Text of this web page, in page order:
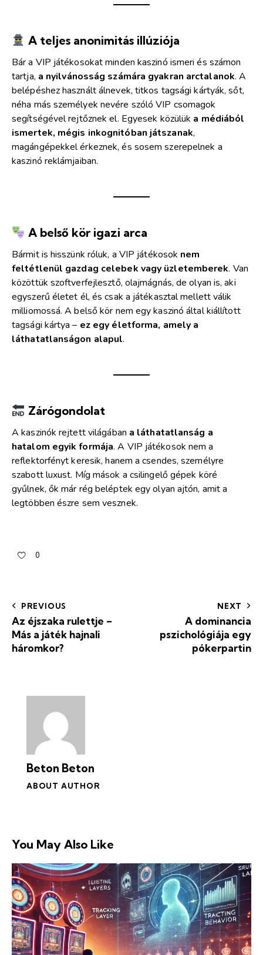
A teljes anonimitás illúziója
Bár a VIP játékosokat minden kaszinó ismeri és számon
tartja, a nyilvánosság számára gyakran arctalanok. A
belépéshez használt álnevek, titkos tagsági kártyák, sőt,
néha más személyek nevére szóló VIP csomagok
segítségével rejtőznek el. Egyesek közülük a médiából
ismertek, mégis inkognitóban játszanak,
magángépekkel érkeznek, és sosem szerepelnek a
kaszinó reklámjaiban.
A belső kör igazi arca
Bármit is hisszünk róluk, a VIP játékosok nem
feltétlenül gazdag celebek vagy üzletemberek. Van
közöttük szoftverfejlesztő, olajmágnás, de olyan is, aki
egyszerű életet él, és csak a játékasztal mellett válik
milliomossá. A belső kör nem egy kaszinó által kiállított
tagsági kártya – ez egy életforma, amely a
láthatatlanságon alapul.
Zárógondolat
A kaszinók rejtett világában a láthatatlanság a
hatalom egyik formája. A VIP játékosok nem a
reflektorfényt keresik, hanem a csendes, személyre
szabott luxust. Míg mások a csilingelő gépek köré
gyűlnek, ők már rég beléptek egy olyan ajtón, amit a
legtöbben észre sem vesznek.
0
PREVIOUS
Az éjszaka rulettje –
Más a játék hajnali
háromkor?
NEXT
A dominancia
pszichológiája egy
pókerpartin
Beton Beton
ABOUT AUTHOR
You May Also Like